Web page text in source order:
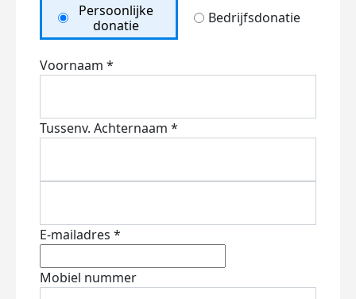
Persoonlijke
donatie
Bedrijfsdonatie
Voornaam *
Tussenv. Achternaam *
E-mailadres *
Mobiel nummer